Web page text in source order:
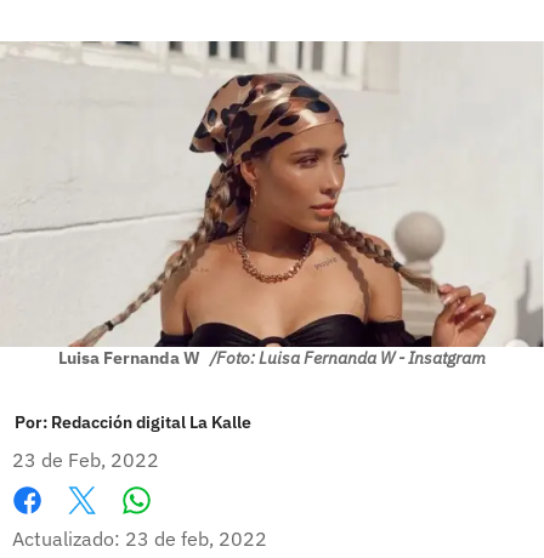
Luisa Fernanda W /Foto: Luisa Fernanda W - Insatgram
Por: Redacción digital La Kalle
23 de Feb, 2022
Facebook
X
Actualizado: 23 de feb, 2022